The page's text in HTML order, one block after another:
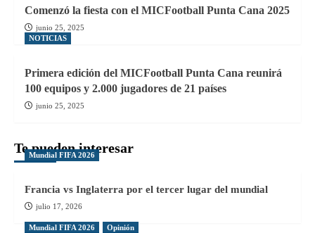
Comenzó la fiesta con el MICFootball Punta Cana 2025
junio 25, 2025
NOTICIAS
Primera edición del MICFootball Punta Cana reunirá
100 equipos y 2.000 jugadores de 21 países
junio 25, 2025
Te pueden interesar
Mundial FIFA 2026
Francia vs Inglaterra por el tercer lugar del mundial
julio 17, 2026
Mundial FIFA 2026 Opinión